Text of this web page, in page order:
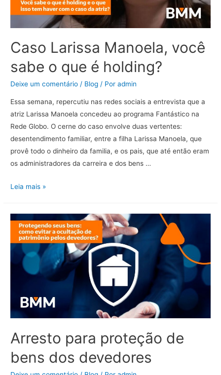
os
fundos
de
investimentos
Caso Larissa Manoela, você
sabe o que é holding?
Deixe um comentário / Blog / Poradmin
Essa semana, repercutiu nas redes sociais a entrevista que a
atriz Larissa Manoela concedeu ao programa Fantástico na
Rede Globo. O cerne do caso envolve duas vertentes:
desentendimento familiar, entre a filha Larissa Manoela, que
provê todo o dinheiro da familia, e os pais, que até então eram
os administradores da carreira e dos bens …
Caso
você
sabe
o
Leia mais »
Arresto para proteção de
bens dos devedores